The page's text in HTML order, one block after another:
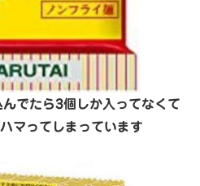
でたら3個しか入ってなくて
マってしまっています